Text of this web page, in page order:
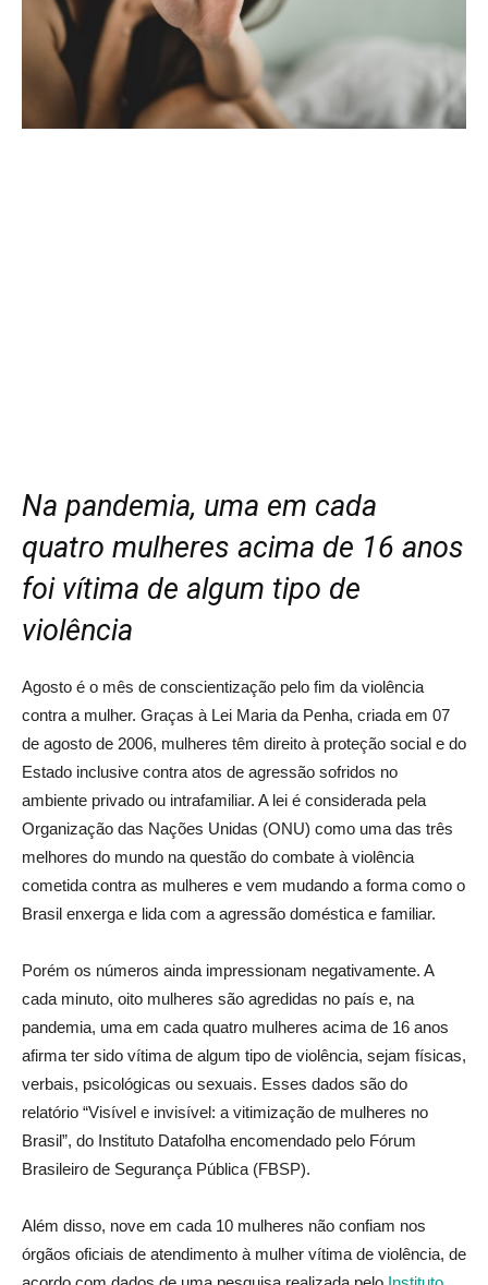
Na pandemia, uma em cada
quatro mulheres acima de 16 anos
foi vítima de algum tipo de
violência
Agosto é o mês de conscientização pelo fim da violência
contra a mulher. Graças à Lei Maria da Penha, criada em 07
de agosto de 2006, mulheres têm direito à proteção social e do
Estado inclusive contra atos de agressão sofridos no
ambiente privado ou intrafamiliar. A lei é considerada pela
Organização das Nações Unidas (ONU) como uma das três
melhores do mundo na questão do combate à violência
cometida contra as mulheres e vem mudando a forma como o
Brasil enxerga e lida com a agressão doméstica e familiar.
Porém os números ainda impressionam negativamente. A
cada minuto, oito mulheres são agredidas no país e, na
pandemia, uma em cada quatro mulheres acima de 16 anos
afirma ter sido vítima de algum tipo de violência, sejam físicas,
verbais, psicológicas ou sexuais. Esses dados são do
relatório “Visível e invisível: a vitimização de mulheres no
Brasil”, do Instituto Datafolha encomendado pelo Fórum
Brasileiro de Segurança Pública (FBSP).
Além disso, nove em cada 10 mulheres não confiam nos
órgãos oficiais de atendimento à mulher vítima de violência, de